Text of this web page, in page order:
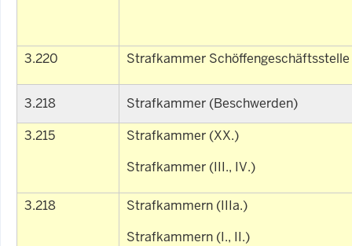
3.220 Strafkammer Schöffengeschäftsstelle
3.218
Strafkammer (Beschwerden)
3.215
Strafkammer (XX.)
Strafkammer (III., IV.)
3.218
Strafkammern (IIIa.)
Strafkammern (I., II.)